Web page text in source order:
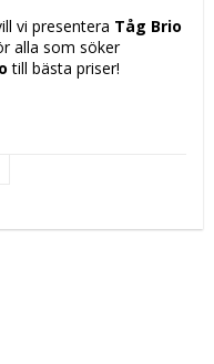
vi presentera Tåg Brio
alla som söker
till bästa priser!